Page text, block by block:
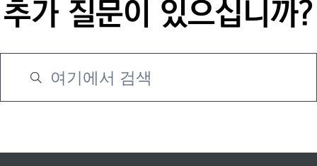
추가 질문이 있으십니까?